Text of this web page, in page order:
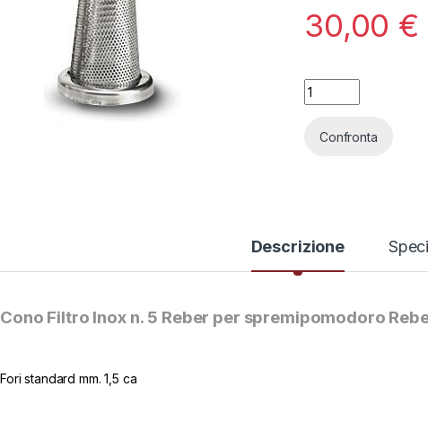
30,00 €
Cono Filtro Inox n.
Confronta
Descrizione
Cono Filtro Inox n. 5 Reber per spremipomodoro
Fori standard mm. 1,5 ca
-7%